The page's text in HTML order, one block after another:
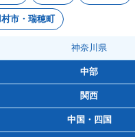
市・瑞穂町
神奈川県
中部
関西
中国・四国